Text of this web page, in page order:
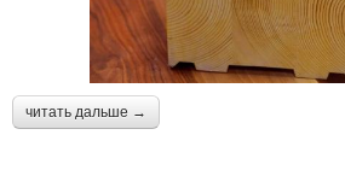
читать дальше →